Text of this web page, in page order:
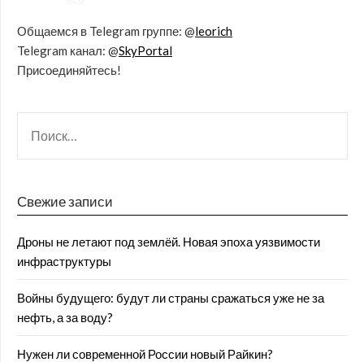
Общаемся в Telegram группе: @leorich
Telegram канал: @SkyPortal
Присоединяйтесь!
Свежие записи
Дроны не летают под землёй. Новая эпоха уязвимости
инфраструктуры
Войны будущего: будут ли страны сражаться уже не за
нефть, а за воду?
Нужен ли современной России новый Райкин?